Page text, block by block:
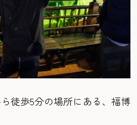
徒歩5分の場所にある、福博